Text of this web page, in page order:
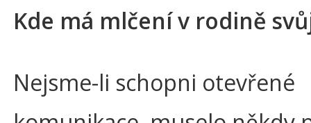
Kde má mlčení v rodině
Nejsme-li schopni otevřené